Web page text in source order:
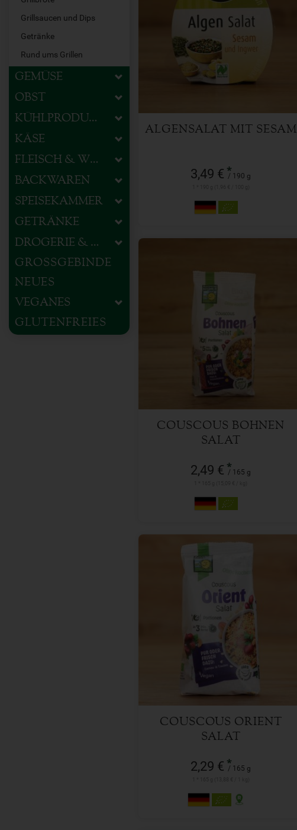
Grillsaucen und Dips
Getränke
Rund ums Grillen
GEMÜSE
OBST
KÜHLPRODUKTE
KÄSE
FLEISCH & WURST
BACKWAREN
SPEISEKAMMER
GETRÄNKE
DROGERIE & HAUSHALT
GROSSGEBINDE
NEUES
VEGANES
GLUTENFREIES
ALGENSALAT MIT SESAM
3,49 € *
/ 190 g
3,49
COUSCOUS BOHNEN
SALAT
2,49 € *
/ 165 g
165 g
2,49
COUSCOUS ORIENT
SALAT
2,29 € *
/ 165 g
165 g
2,29